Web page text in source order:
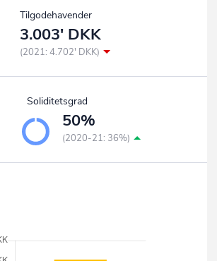
Tilgodehavender
3.003' DKK
(2021: 4.702' DKK)
Soliditetsgrad
50%
(2020-21: 36%)